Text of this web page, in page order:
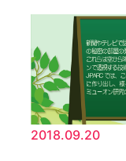
2018.09.20